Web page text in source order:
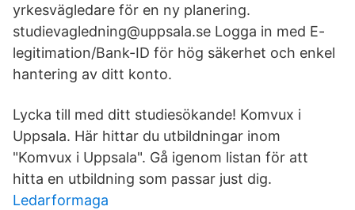
yrkesvägledare för en ny planering.
studievagledning@uppsala.se Logga in med E-
legitimation/Bank-ID för hög säkerhet och enkel
hantering av ditt konto.
Lycka till med ditt studiesökande! Komvux i
Uppsala. Här hittar du utbildningar inom
"Komvux i Uppsala". Gå igenom listan för att
hitta en utbildning som passar just dig.
Ledarformaga